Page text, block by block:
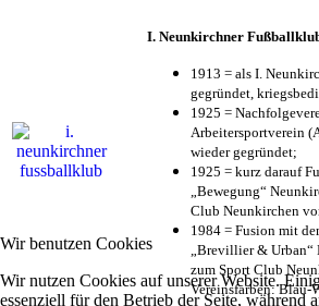
Wir benutzen Cookies
Wir nutzen Cookies auf unserer Website.
essenziell für den Betrieb der Seite, während
I. Neunkirchner
1913 = als I.
gegründet,
1925 =
Arbeitersportverein
wieder gegründet;
1925 = kurz darauf
„Bewegung“
Club Neunkirchen
1984 = Fusion mit
„Brevillier &
zum Sport Club
Vereinsfarben: Blau-